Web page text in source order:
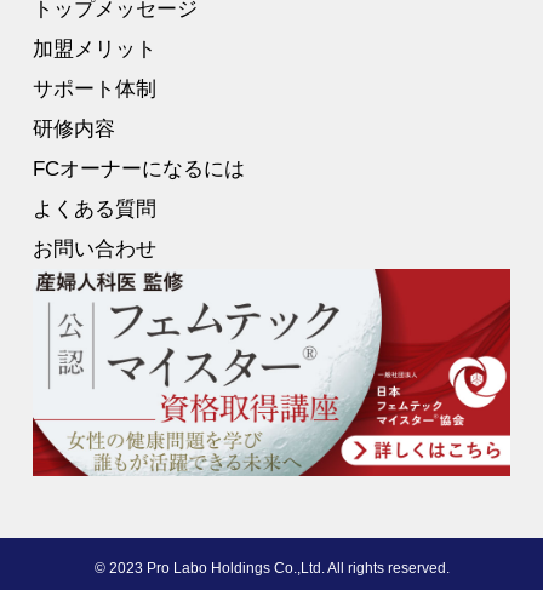
トップメッセージ
加盟メリット
サポート体制
研修内容
FCオーナーになるには
よくある質問
お問い合わせ
© 2023 Pro Labo Holdings Co.,Ltd. All rights reserved.